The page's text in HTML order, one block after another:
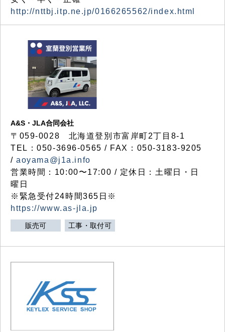
http://nttbj.itp.ne.jp/0166265562/index.html
A&S・JLA合同会社
〒 059-0028 北海道登別市富岸町2丁目 8-1
TEL：050-3696-0565 / FAX：050-3183-9205
/aoyama@j1a.info
営業時間：10:00〜17:00 / 定休日：土曜日・日
曜日
※緊急受付24時間365日※
https://www.as-jla.jp
販売可 工事・取付可